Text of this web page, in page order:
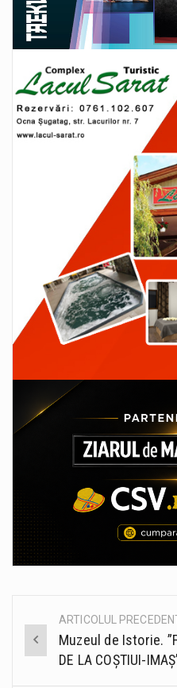
Post
navigation
ARTICOLUL
Muzeul de Istorie.
DE LA COȘTIUI-